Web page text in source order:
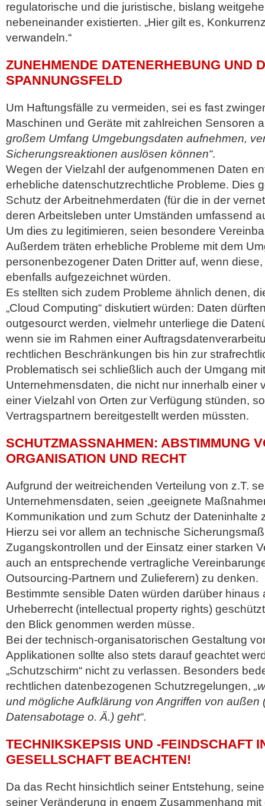
regulatorische und die juristische, bislang
nebeneinander existierten. „Hier gilt es,
verwandeln.“
ZUNEHMENDE DATENERHEBUNG UND
SPANNUNGSFELD
Um Haftungsfälle zu vermeiden, sei es fast
Maschinen und Geräte mit zahlreichen Sensoren
großem Umfang Umgebungsdaten aufnehmen,
Sicherungsreaktionen auslösen können“.
Wegen der Vielzahl der aufgenommenen Daten
erhebliche datenschutzrechtliche Probleme. Dies
Schutz der Arbeitnehmerdaten (für die in der
deren Arbeitsleben unter Umständen umfassend
Um dies zu legitimieren, seien besondere
Außerdem träten erhebliche Probleme mit dem
personenbezogener Daten Dritter auf, wenn
ebenfalls aufgezeichnet würden.
Es stellten sich zudem Probleme ähnlich denen,
„Cloud Computing“ diskutiert würden: Daten
outgesourct werden, vielmehr unterliege die
wenn sie im Rahmen einer
rechtlichen Beschränkungen bis hin zur
Problematisch sei schließlich auch der Umgang
Unternehmensdaten, die nicht nur innerhalb einer
einer Vielzahl von Orten zur Verfügung stünden,
Vertragspartnern bereitgestellt werden müssten.
SCHUTZMASSNAHMEN: ABSTIMMUNG
RGANISATION UND RECHT
Aufgrund der weitreichenden Verteilung von z.T.
Unternehmensdaten, seien „geeignete
Kommunikation und zum Schutz der Dateninhalte
Hierzu sei vor allem an technische
Zugangskontrollen und der Einsatz einer starken
auch an entsprechende vertragliche
Outsourcing-Partnern und Zulieferern) zu denken.
Bestimmte sensible Daten würden darüber hinaus
Urheberrecht (intellectual property rights)
den Blick genommen werden müsse.
Bei der technisch-organisatorischen Gestaltung
Applikationen sollte also stets darauf geachtet
„Schutzschirm“ nicht zu verlassen. Besonders
rechtlichen datenbezogenen Schutzregelungen,
und mögliche Aufklärung von Angriffen von außen
Datensabotage o. Ä.) geht“.
TECHNIKSKEPSIS UND -FEINDSCHAFT
GESELLSCHAFT BEACHTEN!
Da das Recht hinsichtlich seiner Entstehung,
seiner Veränderung in engem Zusammenhang